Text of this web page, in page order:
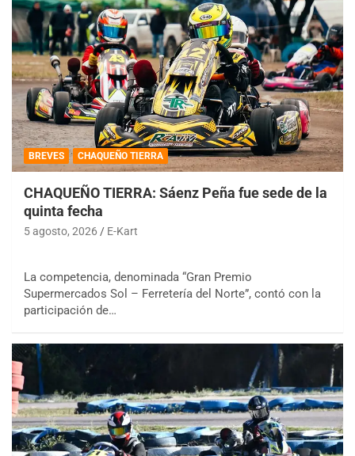
BREVES CHAQUEÑO TIERRA
CHAQUEÑO TIERRA: Sáenz Peña fue sede de la
quinta fecha
5 agosto, 2026 E-Kart
La competencia, denominada “Gran Premio
Supermercados Sol – Ferretería del Norte”, contó con la
participación de…